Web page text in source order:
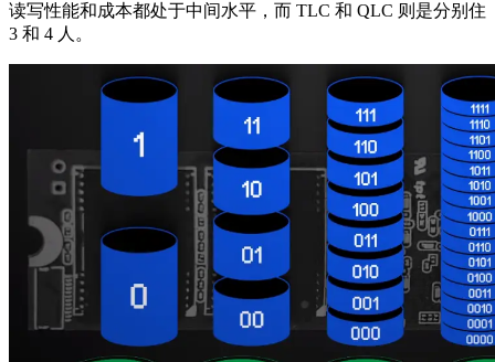
读写性能和成本都处于中间水平，而 TLC 和 QLC 则是分别住
3 和 4 人。